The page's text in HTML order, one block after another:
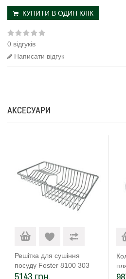
КУПИТИ В ОДИН КЛІК
0 відгуків
Написати відгук
АКСЕСУАРИ
Решітка для сушіння
посуду Foster 8100 303
5143 грн.